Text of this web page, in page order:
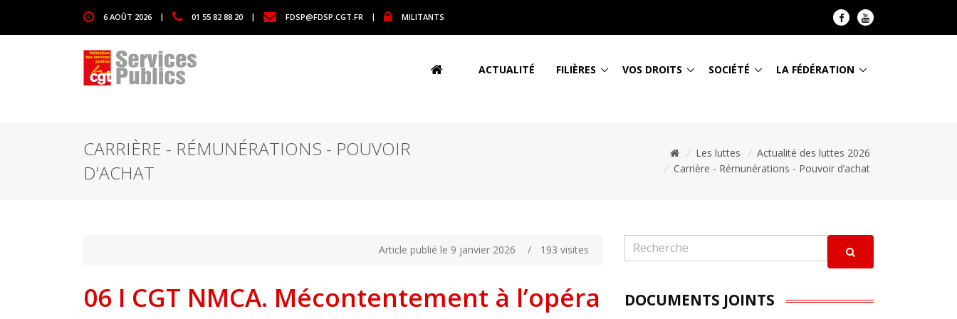
6 AOÛT 2026 | 01 55 82 88 20 | FDSP@FDSP.CGT.FR | MILITANTS
ACTUALITÉ FILIÈRES VOS DROITS SOCIÉTÉ LA FÉDÉRATION
CARRIÈRE - RÉMUNÉRATIONS - POUVOIR
D’ACHAT
/ Les luttes / Actualité des luttes 2026
/ Carrière - Rémunérations - Pouvoir d’achat
Article publié le 9 janvier 2026 / 193 visites
06 I CGT NMCA. Mécontentement à l’opéra
DOCUMENTS JOINTS